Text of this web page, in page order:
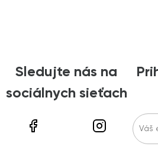
Sledujte nás na
sociálnych sieťach